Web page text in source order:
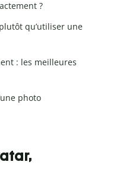
?
qu’utiliser une
: les meilleures
photo